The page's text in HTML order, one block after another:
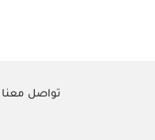
تواصل معنا